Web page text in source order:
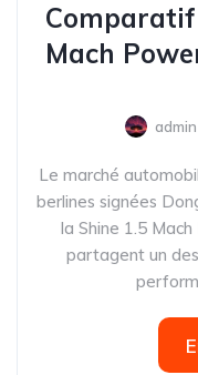
Mach
admin
Le marché
berlines signées
la Shine 1.5
partagent un